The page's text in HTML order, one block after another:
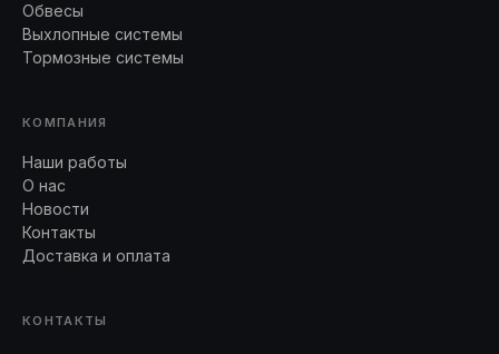
Обвесы
Выхлопные системы
Тормозные системы
КОМПАНИЯ
Наши работы
О нас
Новости
Контакты
Доставка и оплата
КОНТАКТЫ